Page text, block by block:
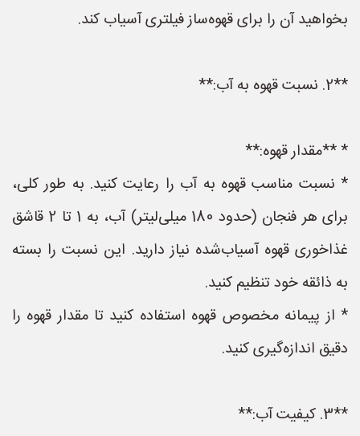
بخواهید آن را برای قهوه‌ساز فیلتری آسیاب کند.
**2. نسبت قهوه به آب:**
* **مقدار قهوه:**
* نسبت مناسب قهوه به آب را رعایت کنید. به طور کلی،
برای هر فنجان (حدود 180 میلی‌لیتر) آب، به 1 تا 2 قاشق
غذاخوری قهوه آسیاب‌شده نیاز دارید. این نسبت را بسته
به ذائقه خود تنظیم کنید.
* از پیمانه مخصوص قهوه استفاده کنید تا مقدار قهوه را
دقیق اندازه‌گیری کنید.
**3. کیفیت آب:**